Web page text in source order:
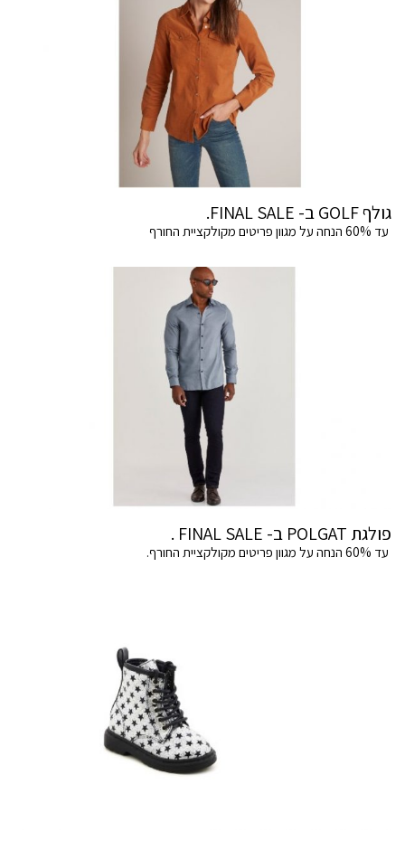
גולף GOLF ב- FINAL SALE.
עד 60% הנחה על מגוון פריטים מקולקציית החורף
פולגת POLGAT ב- FINAL SALE .
עד 60% הנחה על מגוון פריטים מקולקציית החורף.